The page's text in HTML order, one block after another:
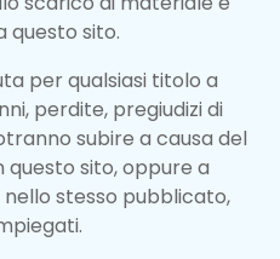
questo sito.
per qualsiasi titolo a
perdite, pregiudizi di
subire a causa del
sito, oppure a
nello stesso pubblicato,